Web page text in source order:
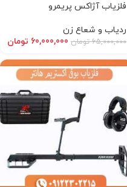
فلزیاب آژاکس پریمرو
ردیاب و شعاع زن
65,000,000 تومان 60,000,000 تومان